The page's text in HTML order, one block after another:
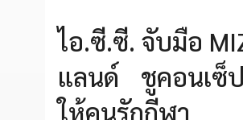
ไอ.ซี.ซี. จับมือ
แลนด์ ชูคอนเซ็ป
ให้คนรักกีฬา